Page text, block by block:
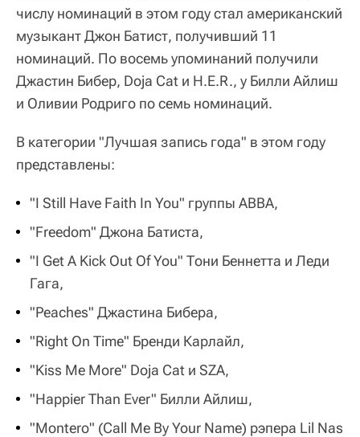
числу номинаций в этом году стал американский
музыкант Джон Батист, получивший 11
номинаций. По восемь упоминаний получили
Джастин Бибер, Doja Cat и H.E.R., у Билли Айлиш
и Оливии Родриго по семь номинаций.
В категории "Лучшая запись года" в этом году
представлены:
"I Still Have Faith In You" группы ABBA,
"Freedom" Джона Батиста,
"I Get A Kick Out Of You" Тони Беннетта и Леди
Гага,
"Peaches" Джастина Бибера,
"Right On Time" Бренди Карлайл,
"Kiss Me More" Doja Cat и SZA,
"Happier Than Ever" Билли Айлиш,
"Montero" (Call Me By Your Name) рэпера Lil Nas